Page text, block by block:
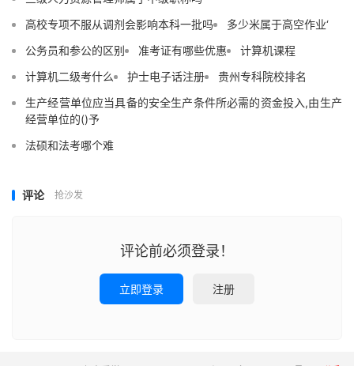
高校专项不服从调剂会影响本科一批吗
多少米属于高空作业‘
公务员和参公的区别
准考证有哪些优惠
计算机课程
计算机二级考什么
护士电子话注册
贵州专科院校排名
生产经营单位应当具备的安全生产条件所必需的资金投入,由生产
经营单位的()予
法硕和法考哪个难
评论 抢沙发
评论前必须登录！
立即登录 注册